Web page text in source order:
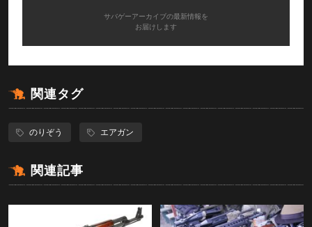
サバゲーアーカイブの最新情報を
お届けします
関連タグ
のりぞう エアガン
関連記事